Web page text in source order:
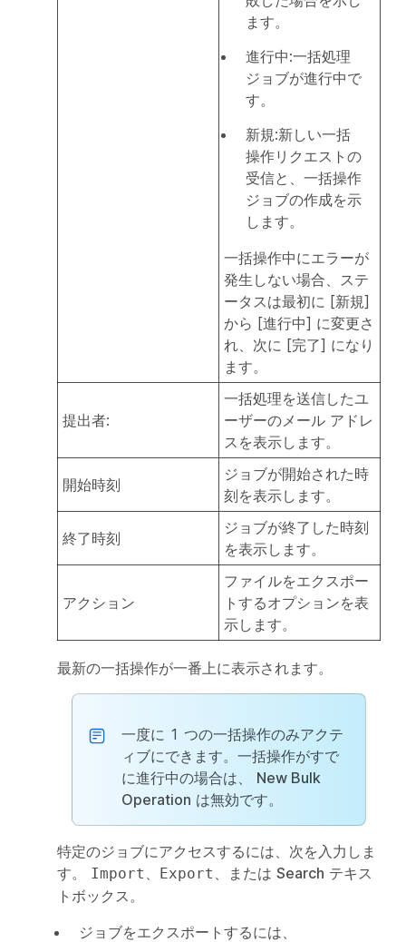
ます。
進行中:一括処理
ジョブが進行中で
す。
新規:新しい一括
操作リクエストの
受信と、一括操作
ジョブの作成を示
します。
一括操作中にエラーが
発生しない場合、ステ
ータスは最初に [新規]
から [進行中] に変更さ
れ、次に [完了] になり
ます。
提出者:
一括処理を送信したユ
ーザーのメール アドレ
スを表示します。
開始時刻
ジョブが開始された時
刻を表示します。
終了時刻
ジョブが終了した時刻
を表示します。
アクション
ファイルをエクスポー
トするオプションを表
示します。
最新の一括操作が一番上に表示されます。
一度に 1 つの一括操作のみアクテ
ィブにできます。一括操作がすで
に進行中の場合は、 New Bulk
Operation は無効です。
特定のジョブにアクセスするには、次を入力しま
す。 Import Export 、または Search テキス
トボックス。
ジョブをエクスポートするには、